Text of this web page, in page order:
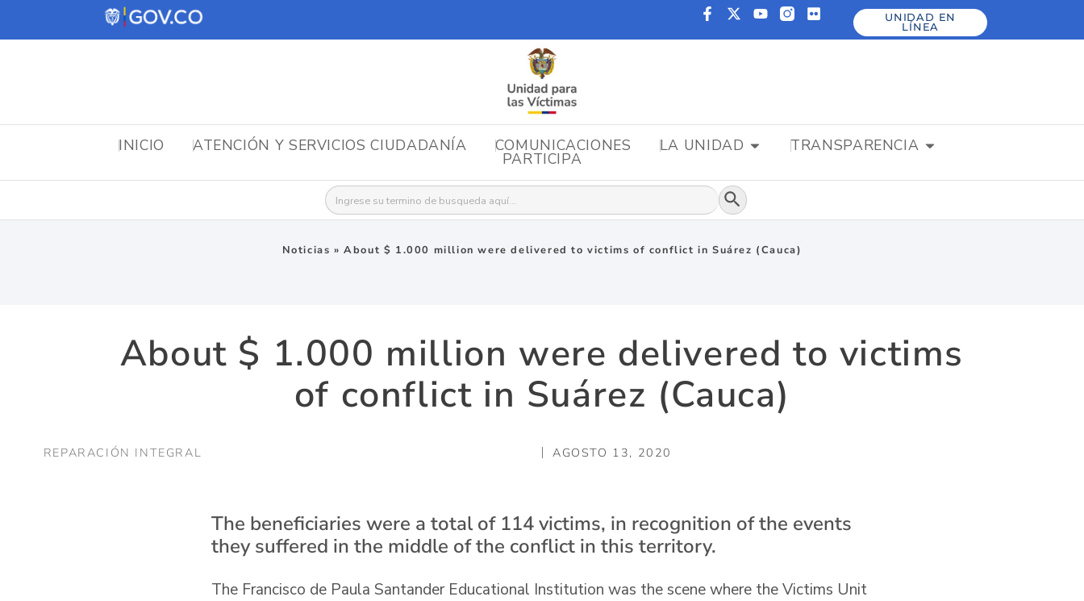
UNIDAD EN
LÍNEA
INICIO ATENCIÓN Y SERVICIOS CIUDADANÍA COMUNICACIONES LA UNIDAD TRANSPARENCIA
PARTICIPA
Buscar: Botón de búsqueda
Noticias »About $ 1.000 million were delivered to victims of conflict in Suárez (Cauca)
About $ 1.000 million were delivered to victims
of conflict in Suárez (Cauca)
REPARACIÓN INTEGRAL AGOSTO 13, 2020
The beneficiaries were a total of 114 victims, in recognition of the events
they suffered in the middle of the conflict in this territory.
The Francisco de Paula Santander Educational Institution was the scene where the Victims Unit